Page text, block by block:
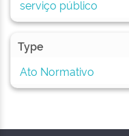
serviço público
Type
Ato Normativo